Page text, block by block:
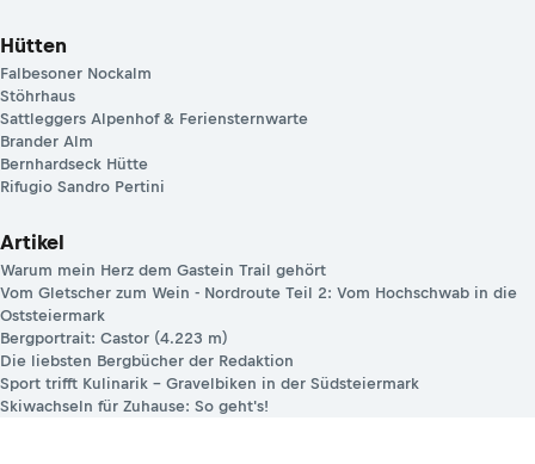
Hütten
Falbesoner Nockalm
Stöhrhaus
Sattleggers Alpenhof & Feriensternwarte
Brander Alm
Bernhardseck Hütte
Rifugio Sandro Pertini
Artikel
Warum mein Herz dem Gastein Trail gehört
Vom Gletscher zum Wein - Nordroute Teil 2: Vom Hochschwab in die
Oststeiermark
Bergportrait: Castor (4.223 m)
Die liebsten Bergbücher der Redaktion
Sport trifft Kulinarik – Gravelbiken in der Südsteiermark
Skiwachseln für Zuhause: So geht's!